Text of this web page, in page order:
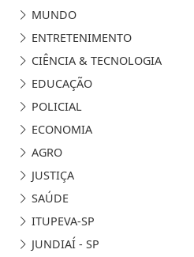
MUNDO
ENTRETENIMENTO
CIÊNCIA & TECNOLOGIA
EDUCAÇÃO
POLICIAL
ECONOMIA
AGRO
JUSTIÇA
SAÚDE
ITUPEVA-SP
JUNDIAÍ - SP